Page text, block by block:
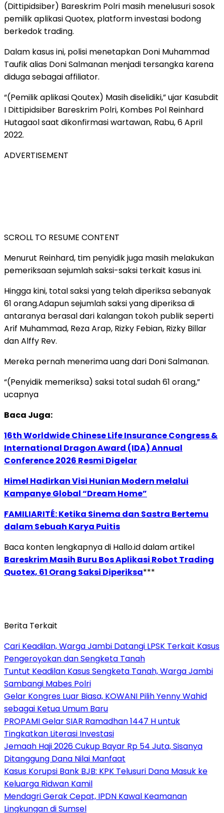
(Dittipidsiber) Bareskrim Polri masih menelusuri sosok
pemilik aplikasi Quotex, platform investasi bodong
berkedok trading.
Dalam kasus ini, polisi menetapkan Doni Muhammad
Taufik alias Doni Salmanan menjadi tersangka karena
diduga sebagai affiliator.
“(Pemilik aplikasi Qoutex) Masih diselidiki,” ujar Kasubdit
I Dittipidsiber Bareskrim Polri, Kombes Pol Reinhard
Hutagaol saat dikonfirmasi wartawan, Rabu, 6 April
2022.
ADVERTISEMENT
SCROLL TO RESUME CONTENT
Menurut Reinhard, tim penyidik juga masih melakukan
pemeriksaan sejumlah saksi-saksi terkait kasus ini.
Hingga kini, total saksi yang telah diperiksa sebanyak
61 orang.Adapun sejumlah saksi yang diperiksa di
antaranya berasal dari kalangan tokoh publik seperti
Arif Muhammad, Reza Arap, Rizky Febian, Rizky Billar
dan Alffy Rev.
Mereka pernah menerima uang dari Doni Salmanan.
“(Penyidik memeriksa) saksi total sudah 61 orang,”
ucapnya
Baca Juga:
16th Worldwide Chinese Life Insurance Congress &
International Dragon Award (IDA) Annual
Conference 2026 Resmi Digelar
Himel Hadirkan Visi Hunian Modern melalui
Kampanye Global “Dream Home”
FAMILIARITÉ: Ketika Sinema dan Sastra Bertemu
dalam Sebuah Karya Puitis
Baca konten lengkapnya di Hallo.id dalam artikel
Bareskrim Masih Buru Bos Aplikasi Robot Trading
Quotex, 61 Orang Saksi Diperiksa***
Berita Terkait
Cari Keadilan, Warga Jambi Datangi LPSK Terkait Kasus
Pengeroyokan dan Sengketa Tanah
Tuntut Keadilan Kasus Sengketa Tanah, Warga Jambi
Sambangi Mabes Polri
Gelar Kongres Luar Biasa, KOWANI Pilih Yenny Wahid
sebagai Ketua Umum Baru
PROPAMI Gelar SIAR Ramadhan 1447 H untuk
Tingkatkan Literasi Investasi
Jemaah Haji 2026 Cukup Bayar Rp 54 Juta, Sisanya
Ditanggung Dana Nilai Manfaat
Kasus Korupsi Bank BJB: KPK Telusuri Dana Masuk ke
Keluarga Ridwan Kamil
Mendagri Gerak Cepat, IPDN Kawal Keamanan
Lingkungan di Sumsel